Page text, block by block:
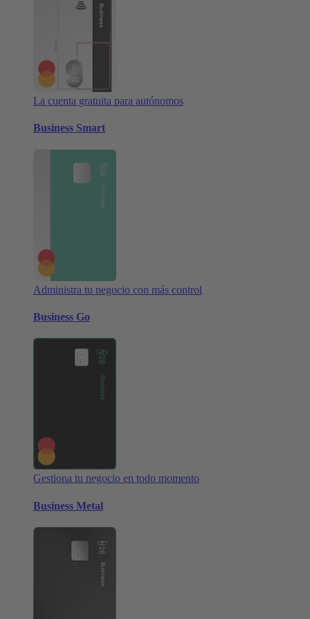
La cuenta gratuita para autónomos
Business Smart
Administra tu negocio con más control
Business Go
Gestiona tu negocio en todo momento
Business Metal